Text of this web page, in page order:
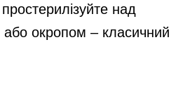
над
окропом – класичний